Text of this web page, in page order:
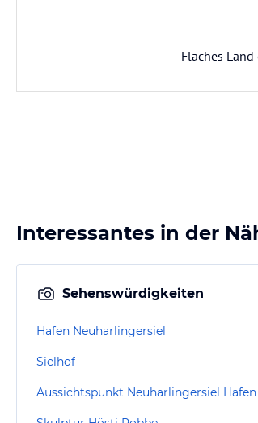
Flaches
Interessantes in der
Sehenswürdigkeiten
Hafen Neuharlingersiel
Sielhof
Aussichtspunkt Neuharlingersiel Hafen